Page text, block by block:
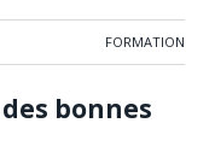
FORMATION
bonnes